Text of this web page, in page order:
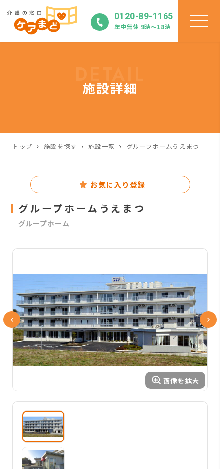
0120-89-1165
年中無休 9時〜18時
施設詳細
トップ 施設を探す 施設一覧 グループホームうえまつ
お気に入り登録
グループホームうえまつ
グループホーム